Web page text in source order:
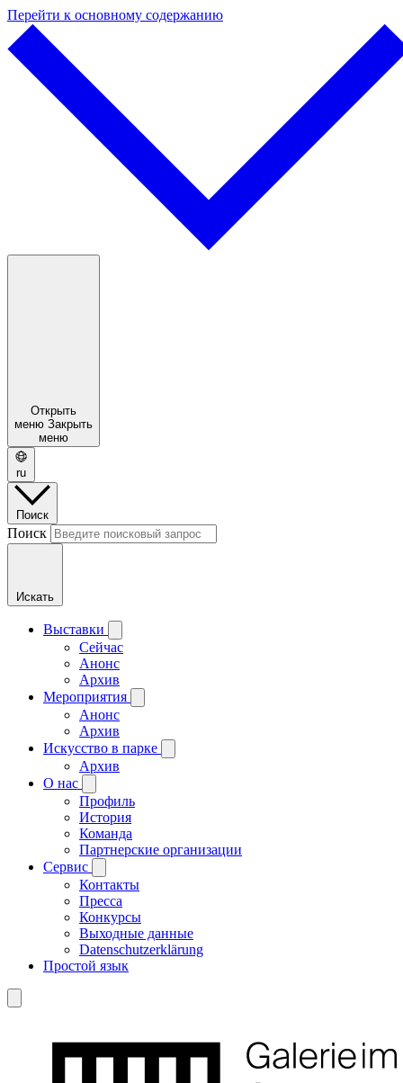
Перейти к основному содержанию
Открыть
меню Закрыть
меню
ru
Поиск
Поиск
Искать
Выставки
Сейчас
Анонс
Архив
Мероприятия
Анонс
Архив
Искусство в парке
Архив
О нас
Профиль
История
Команда
Партнерские организации
Сервис
Контакты
Пресса
Конкурсы
Выходные данные
Datenschutzerklärung
Простой язык